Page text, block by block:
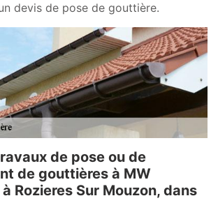
devis de pose de gouttière.
de pose ou de
de gouttières à MW
Rozieres Sur Mouzon, dans